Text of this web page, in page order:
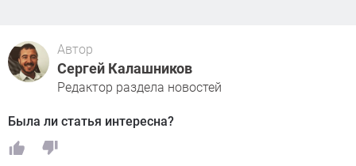
Автор
Сергей Калашников
Редактор раздела новостей
Была ли статья интересна?